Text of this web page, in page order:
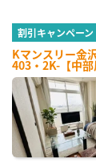
割引キャンペーン
Kマンスリー金
403・2K-【中